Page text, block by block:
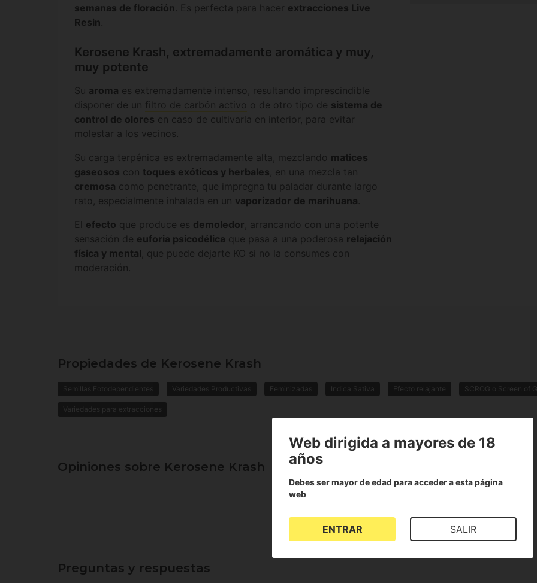
semanas de floración . Es perfecta para hacer extracciones Live
Resin
Kerosene Krash, extremadamente aromática y muy,
muy potente
Su aroma es extremadamente intenso, resultando imprescindible
disponer de un filtro de carbón activo o de otro tipo de sistema de
control de olores en caso de cultivarla en interior, para evitar
molestar a los vecinos.
Su carga terpénica es extremadamente alta, mezclando matices
gaseosos con toques exóticos y herbales , en una mezcla tan
cremosa como penetrante, que impregna tu paladar durante largo
rato, especialmente inhalada en un vaporizador de marihuana
El efecto que produce es demoledor , arrancando con una potente
sensación de euforia psicodélica que pasa a una poderosa relajación
física y mental , que puede dejarte KO si no la consumes con
moderación.
Propiedades de Kerosene Krash
Semillas Fotodependientes Variedades Productivas Feminizadas Indica Sativa Efecto relajante SCROG o Screen of
Variedades para extracciones
Opiniones sobre Kerosene Krash
No existen valoraciones para este producto
Preguntas y respuestas
Web dirigida a mayores de 18
años
Debes ser mayor de edad para acceder a esta página
web
ENTRAR SALIR